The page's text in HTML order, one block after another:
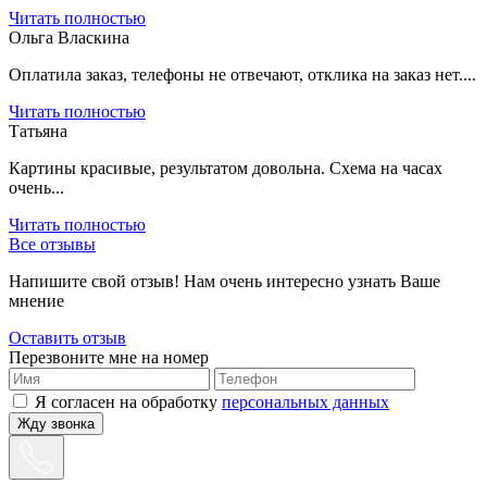
Читать полностью
Ольга Власкина
Оплатила заказ, телефоны не отвечают, отклика на заказ нет....
Читать полностью
Татьяна
Картины красивые, результатом довольна. Схема на часах
очень...
Читать полностью
Все отзывы
Напишите свой отзыв! Нам очень интересно узнать Ваше
мнение
Оставить отзыв
Перезвоните мне на номер
Я согласен на обработку персональных данных
Жду звонка